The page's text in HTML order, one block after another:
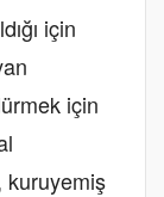
için
için
kuruyemiş